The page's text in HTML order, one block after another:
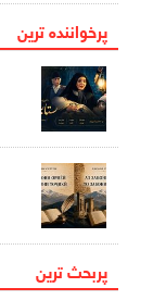
پرخواننده ترین
پربحث ترین